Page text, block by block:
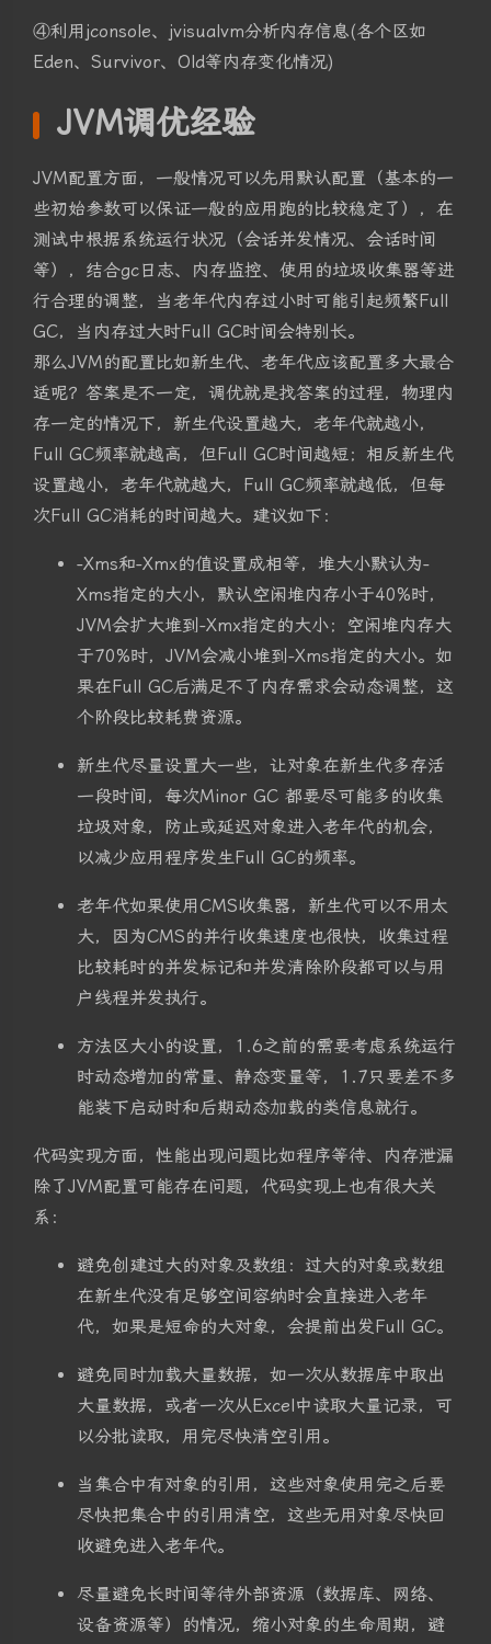
④利用jconsole、jvisualvm分析内存信息(各个区如
Eden、Survivor、Old等内存变化情况)
JVM调优经验
JVM配置方面，一般情况可以先用默认配置（基本的一
些初始参数可以保证一般的应用跑的比较稳定了），在
测试中根据系统运行状况（会话并发情况、会话时间
等），结合gc日志、内存监控、使用的垃圾收集器等进
行合理的调整，当老年代内存过小时可能引起频繁Full
GC，当内存过大时Full GC时间会特别长。
那么JVM的配置比如新生代、老年代应该配置多大最合
适呢？答案是不一定，调优就是找答案的过程，物理内
存一定的情况下，新生代设置越大，老年代就越小，
Full GC频率就越高，但Full GC时间越短；相反新生代
设置越小，老年代就越大，Full GC频率就越低，但每
次Full GC消耗的时间越大。建议如下：
-Xms和-Xmx的值设置成相等，堆大小默认为-
Xms指定的大小，默认空闲堆内存小于40%时，
JVM会扩大堆到-Xmx指定的大小；空闲堆内存大
于70%时，JVM会减小堆到-Xms指定的大小。如
果在Full GC后满足不了内存需求会动态调整，这
个阶段比较耗费资源。
新生代尽量设置大一些，让对象在新生代多存活
一段时间，每次Minor GC 都要尽可能多的收集
垃圾对象，防止或延迟对象进入老年代的机会，
以减少应用程序发生Full GC的频率。
老年代如果使用CMS收集器，新生代可以不用太
大，因为CMS的并行收集速度也很快，收集过程
比较耗时的并发标记和并发清除阶段都可以与用
户线程并发执行。
方法区大小的设置，1.6之前的需要考虑系统运行
时动态增加的常量、静态变量等，1.7只要差不多
能装下启动时和后期动态加载的类信息就行。
代码实现方面，性能出现问题比如程序等待、内存泄漏
除了JVM配置可能存在问题，代码实现上也有很大关
系：
避免创建过大的对象及数组：过大的对象或数组
在新生代没有足够空间容纳时会直接进入老年
代，如果是短命的大对象，会提前出发Full GC。
避免同时加载大量数据，如一次从数据库中取出
大量数据，或者一次从Excel中读取大量记录，可
以分批读取，用完尽快清空引用。
当集合中有对象的引用，这些对象使用完之后要
尽快把集合中的引用清空，这些无用对象尽快回
收避免进入老年代。
尽量避免长时间等待外部资源（数据库、网络、
设备资源等）的情况，缩小对象的生命周期，避